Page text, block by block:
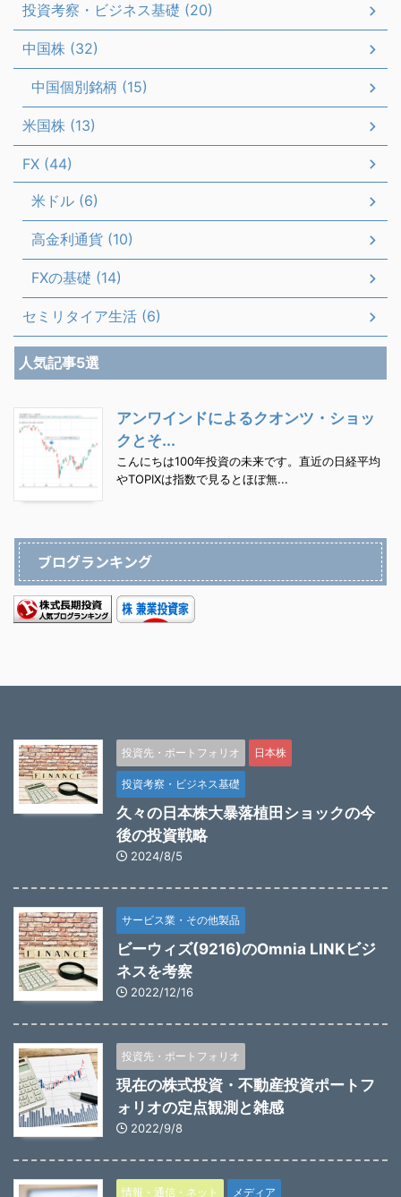
投資考察・ビジネス基礎 (20)
中国株 (32)
中国個別銘柄 (15)
米国株 (13)
FX (44)
米ドル (6)
高金利通貨 (10)
FXの基礎 (14)
セミリタイア生活 (6)
人気記事5選
アンワインドによるクオンツ・ショッ
クとそ...
こんにちは100年投資の未来です。直近の日経平均
やTOPIXは指数で見るとほぼ無...
ブログランキング
投資先・ポートフォリオ 日本株
投資考察・ビジネス基礎
久々の日本株大暴落植田ショックの今
後の投資戦略
2024/8/5
サービス業・その他製品
ビーウィズ(9216)のOmnia LINKビジ
ネスを考察
2022/12/16
投資先・ポートフォリオ
現在の株式投資・不動産投資ポートフ
ォリオの定点観測と雑感
2022/9/8
情報・通信・ネット メディア